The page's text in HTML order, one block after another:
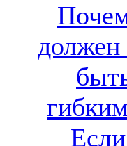
должен